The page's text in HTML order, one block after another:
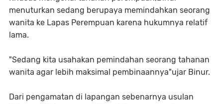
menuturkan sedang berupaya memindahkan seorang
wanita ke Lapas Perempuan karena hukumnya relatif
lama.
"Sedang kita usahakan pemindahan seorang tahanan
wanita agar lebih maksimal pembinaannya"ujar Binur.
Dari pengamatan di lapangan sebenarnya usulan